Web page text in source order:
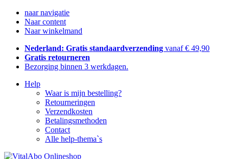
naar navigatie
Naar content
Naar winkelmand
Nederland: Gratis standaardverzending vanaf € 49,90
Gratis retourneren
Bezorging binnen 3 werkdagen.
Help
Waar is mijn bestelling?
Retourneringen
Verzendkosten
Betalingsmethoden
Contact
Alle help-thema`s